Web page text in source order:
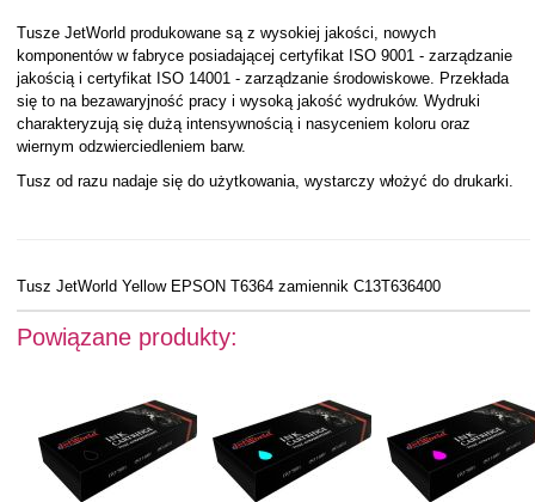
Tusze JetWorld produkowane są z wysokiej jakości, nowych
komponentów w fabryce posiadającej certyfikat ISO 9001 - zarządzanie
jakością i certyfikat ISO 14001 - zarządzanie środowiskowe. Przekłada
się to na bezawaryjność pracy i wysoką jakość wydruków. Wydruki
charakteryzują się dużą intensywnością i nasyceniem koloru oraz
wiernym odzwierciedleniem barw.
Tusz od razu nadaje się do użytkowania, wystarczy włożyć do drukarki.
Tusz JetWorld Yellow EPSON T6364 zamiennik C13T636400
Powiązane produkty: